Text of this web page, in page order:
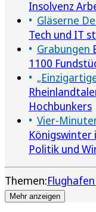
Insolvenz
Gläserne
Tech und IT
Grabungen
1100
Hochbunkers
Vier-
Königswinter
Politik und
Themen:
Mehr anzeigen